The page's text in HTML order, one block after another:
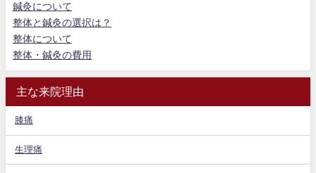
鍼灸について
整体と鍼灸の選択は？
整体について
整体・鍼灸の費用
主な来院理由
膝痛
生理痛